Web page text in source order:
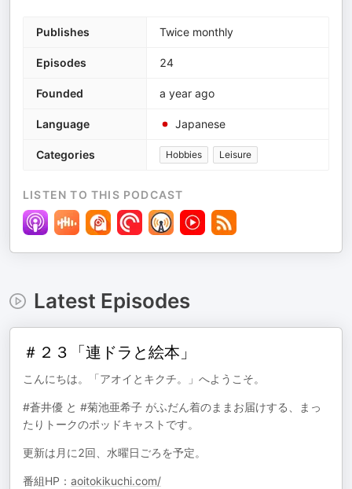
Publishes Twice monthly
Episodes 24
Founded a year ago
Language Japanese
Categories Hobbies Leisure
LISTEN TO THIS PODCAST
Latest Episodes
＃２３「連ドラと絵本」
こんにちは。「アオイとキクチ。」へようこそ。
#蒼井優 と #菊池亜希子 がふだん着のままお届けする、まっ
たりトークのポッドキャストです。
更新は月に2回、水曜日ごろを予定。
番組HP： aoitokikuchi.com/